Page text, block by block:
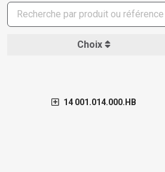
Choix
14 001.014.000.HB